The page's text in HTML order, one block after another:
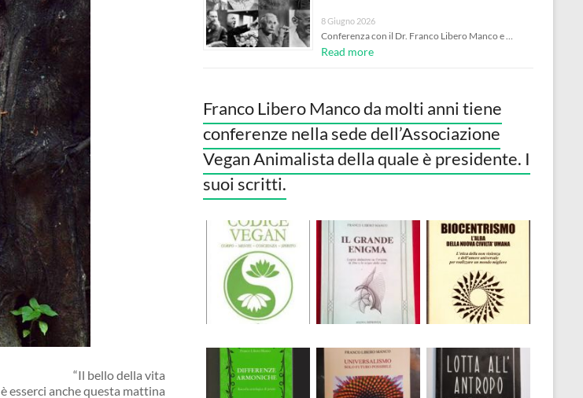
“Il bello della vita
è esserci anche questa mattina
8 Giugno 2026
Conferenza con il Dr. Franco Libero Manco e …
Read more
Franco Libero Manco da molti anni tiene
conferenze nella sede dell’Associazione
Vegan Animalista della quale è presidente. I
suoi scritti.